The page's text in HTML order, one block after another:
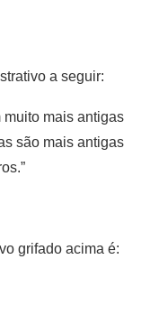
a seguir:
muito mais antigas
são mais antigas
grifado acima é: